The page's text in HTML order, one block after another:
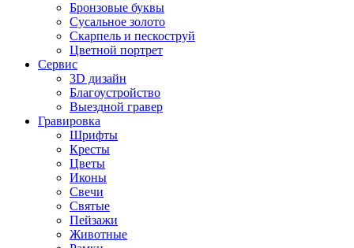
Бронзовые буквы
Сусальное золото
Скарпель и пескоструй
Цветной портрет
Сервис
3D дизайн
Благоустройство
Выездной гравер
Гравировка
Шрифты
Кресты
Цветы
Иконы
Свечи
Святые
Пейзажи
Животные